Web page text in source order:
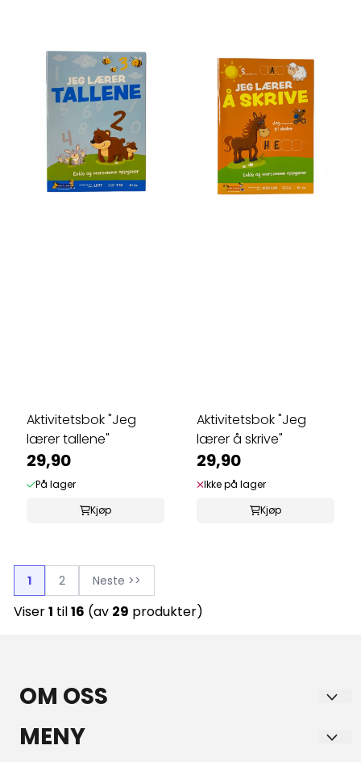
Aktivitetsbok "Jeg
lærer tallene"
29,90
På lager
Kjøp
Aktivitetsbok "Jeg
lærer å skrive"
29,90
Ikke på lager
Kjøp
1 2 Neste >>
Viser1 til16 (av 29 produkter)
OM OSS
GULE AS
MENY